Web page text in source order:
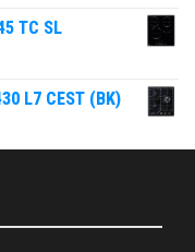
TC SL
L7 CEST (BK)